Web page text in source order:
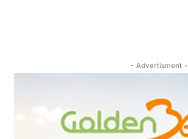
- Advertisment -